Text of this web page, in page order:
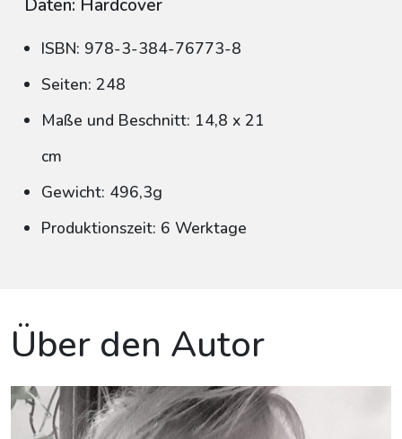
Daten: Hardcover
ISBN: 978-3-384-76773-8
Seiten: 248
Maße und Beschnitt: 14,8 x 21
cm
Gewicht: 496,3g
Produktionszeit: 6 Werktage
Über den Autor